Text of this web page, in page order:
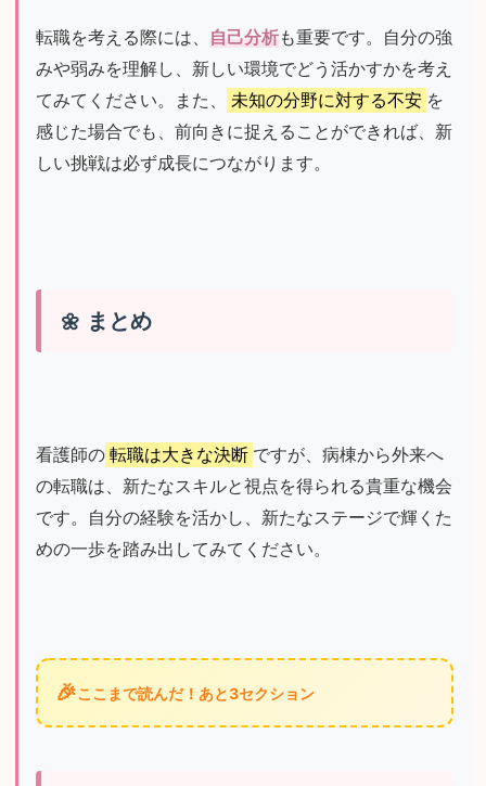
転職を考える際には、 自己分析も重要です。自分の強
みや弱みを理解し、新しい環境でどう活かすかを考え
てみてください。また、
未知の分野に対する不安 を
感じた場合でも、前向きに捉えることができれば、新
しい挑戦は必ず成長につながります。
まとめ
看護師の 転職は大きな決断 ですが、病棟から外来へ
の転職は、新たなスキルと視点を得られる貴重な機会
です。自分の経験を活かし、新たなステージで輝くた
めの一歩を踏み出してみてください。
🎉ここまで読んだ！あと3セクション